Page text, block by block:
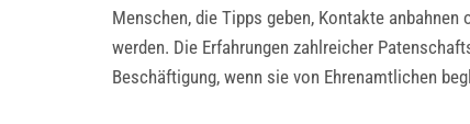
Menschen, die Tipps geben, Kontakte
werden. Die Erfahrungen zahlreicher
Beschäftigung, wenn sie von Ehrenamtlichen